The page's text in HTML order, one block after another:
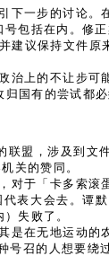
一步的讨论
包括在内。修
议保持文件
上的不让步
国有的尝试都必
盟，涉及到
关的赞同。
于「卡多索
表大会去。谭
失败了。
在无地运动
召的人想要